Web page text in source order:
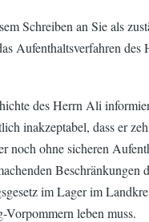
Schreiben an Sie als
Aufenthaltsverfahren
des Herrn Ali
inakzeptabel, dass er
noch ohne sicheren
Beschränkungen
im Lager im
leben muss.